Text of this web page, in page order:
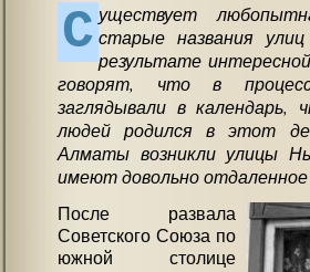
С уществует
старые названия
результате
говорят, что в
заглядывали в календарь,
людей родился в этот
Алматы возникли улицы
имеют довольно
После развала
Советского Союза по
южной столице